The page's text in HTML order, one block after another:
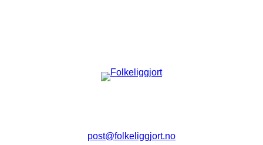
post@folkeliggjort.no